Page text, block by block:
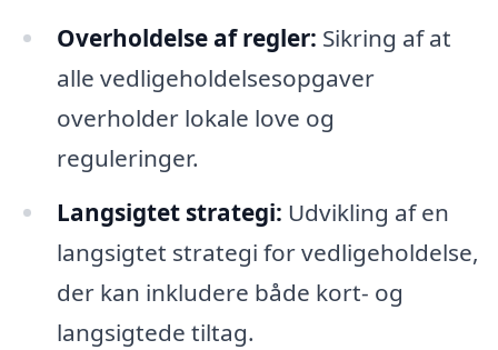
Overholdelse af regler: Sikring af at
alle vedligeholdelsesopgaver
overholder lokale love og
reguleringer.
Langsigtet strategi: Udvikling af en
langsigtet strategi for vedligeholdelse,
der kan inkludere både kort- og
langsigtede tiltag.